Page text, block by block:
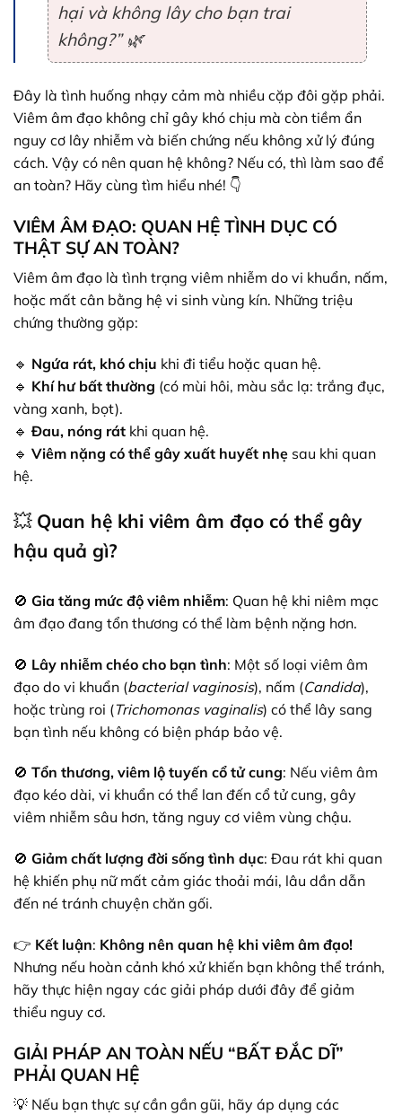
hại và không lây cho bạn trai
không?”🌿
Đây là tình huống nhạy cảm mà nhiều cặp đôi gặp phải.
Viêm âm đạo không chỉ gây khó chịu mà còn tiềm ẩn
nguy cơ lây nhiễm và biến chứng nếu không xử lý đúng
cách. Vậy có nên quan hệ không? Nếu có, thì làm sao để
an toàn? Hãy cùng tìm hiểu nhé! 👇
VIÊM ÂM ĐẠO: QUAN HỆ TÌNH DỤC CÓ
THẬT SỰ AN TOÀN?
Viêm âm đạo là tình trạng viêm nhiễm do vi khuẩn, nấm,
hoặc mất cân bằng hệ vi sinh vùng kín. Những triệu
chứng thường gặp:
🔹 Ngứa rát, khó chịu khi đi tiểu hoặc quan hệ.
🔹 Khí hư bất thường (có mùi hôi, màu sắc lạ: trắng đục,
vàng xanh, bọt).
🔹Đau, nóng rát khi quan hệ.
🔹 Viêm nặng có thể gây xuất huyết nhẹ sau khi quan
hệ.
💥 Quan hệ khi viêm âm đạo có thể gây
hậu quả gì?
🚫 Gia tăng mức độ viêm nhiễm: Quan hệ khi niêm mạc
âm đạo đang tổn thương có thể làm bệnh nặng hơn.
🚫 Lây nhiễm chéo cho bạn tình: Một số loại viêm âm
đạo do vi khuẩn (bacterial vaginosis), nấm (Candida),
hoặc trùng roi (Trichomonas vaginalis) có thể lây sang
bạn tình nếu không có biện pháp bảo vệ.
🚫 Tổn thương, viêm lộ tuyến cổ tử cung: Nếu viêm âm
đạo kéo dài, vi khuẩn có thể lan đến cổ tử cung, gây
viêm nhiễm sâu hơn, tăng nguy cơ viêm vùng chậu.
🚫 Giảm chất lượng đời sống tình dục: Đau rát khi quan
hệ khiến phụ nữ mất cảm giác thoải mái, lâu dần dẫn
đến né tránh chuyện chăn gối.
👉 Kết luận: Không nên quan hệ khi viêm âm đạo!
Nhưng nếu hoàn cảnh khó xử khiến bạn không thể tránh,
hãy thực hiện ngay các giải pháp dưới đây để giảm
thiểu nguy cơ.
GIẢI PHÁP AN TOÀN NẾU “BẤT ĐẮC DĨ”
PHẢI QUAN HỆ
💡 Nếu bạn thực sự cần gần gũi, hãy áp dụng các